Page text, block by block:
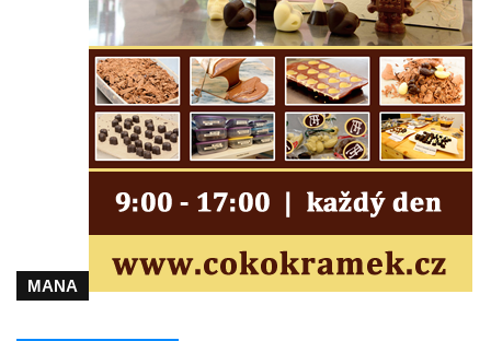
Pomník obětem 1. světové války v Lužici
Kenotaf Josefa Matese na hřbitově v Lužici
Pamětní deska Giuseppe Capella na
hřbitově v Lužici
Kenotaf Emila Miksche na hřbitově v Lužici
Pomník vojákům Rudé armády na hřbitově
v Kozlech
MANA